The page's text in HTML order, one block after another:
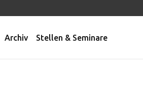
Archiv Stellen & Seminare